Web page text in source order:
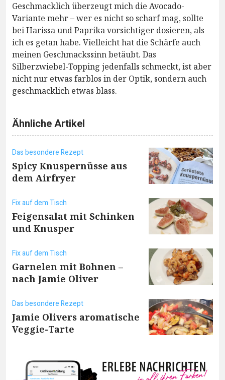
Geschmacklich überzeugt mich die Avocado-
Variante mehr – wer es nicht so scharf mag, sollte
bei Harissa und Paprika vorsichtiger dosieren, als
ich es getan habe. Vielleicht hat die Schärfe auch
meinen Geschmackssinn betäubt. Das
Silberzwiebel-Topping jedenfalls schmeckt, ist aber
nicht nur etwas farblos in der Optik, sondern auch
geschmacklich etwas blass.
Ähnliche Artikel
Das besondere Rezept
Spicy Knuspernüsse aus
dem Airfryer
Fix auf dem Tisch
Feigensalat mit Schinken
und Knusper
Fix auf dem Tisch
Garnelen mit Bohnen –
nach Jamie Oliver
Das besondere Rezept
Jamie Olivers aromatische
Veggie-Tarte